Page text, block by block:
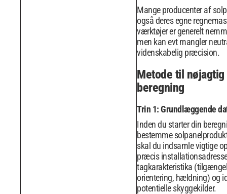
Mange producenter af
også deres egne
værktøjer er generelt
men kan evt mangler
videnskabelig præcision.
Metode til
beregning
Trin 1: Grundlæggende
Inden du starter din
bestemme
skal du indsamle vigtige
præcis
tagkarakteristika
orientering, hældning) og
potentielle skyggekilder.